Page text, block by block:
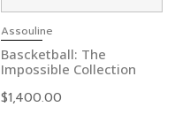
Assouline
Bascketball: The
Impossible Collection
$1,400.00